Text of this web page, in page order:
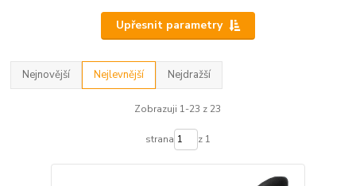
Upřesnit parametry
Nejnovější Nejlevnější Nejdražší
Zobrazuji 1-23 z 23
strana z 1